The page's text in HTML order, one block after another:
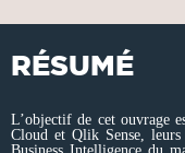
RÉSUMÉ
L’objectif de cet ouvrage
Cloud et Qlik Sense, leurs